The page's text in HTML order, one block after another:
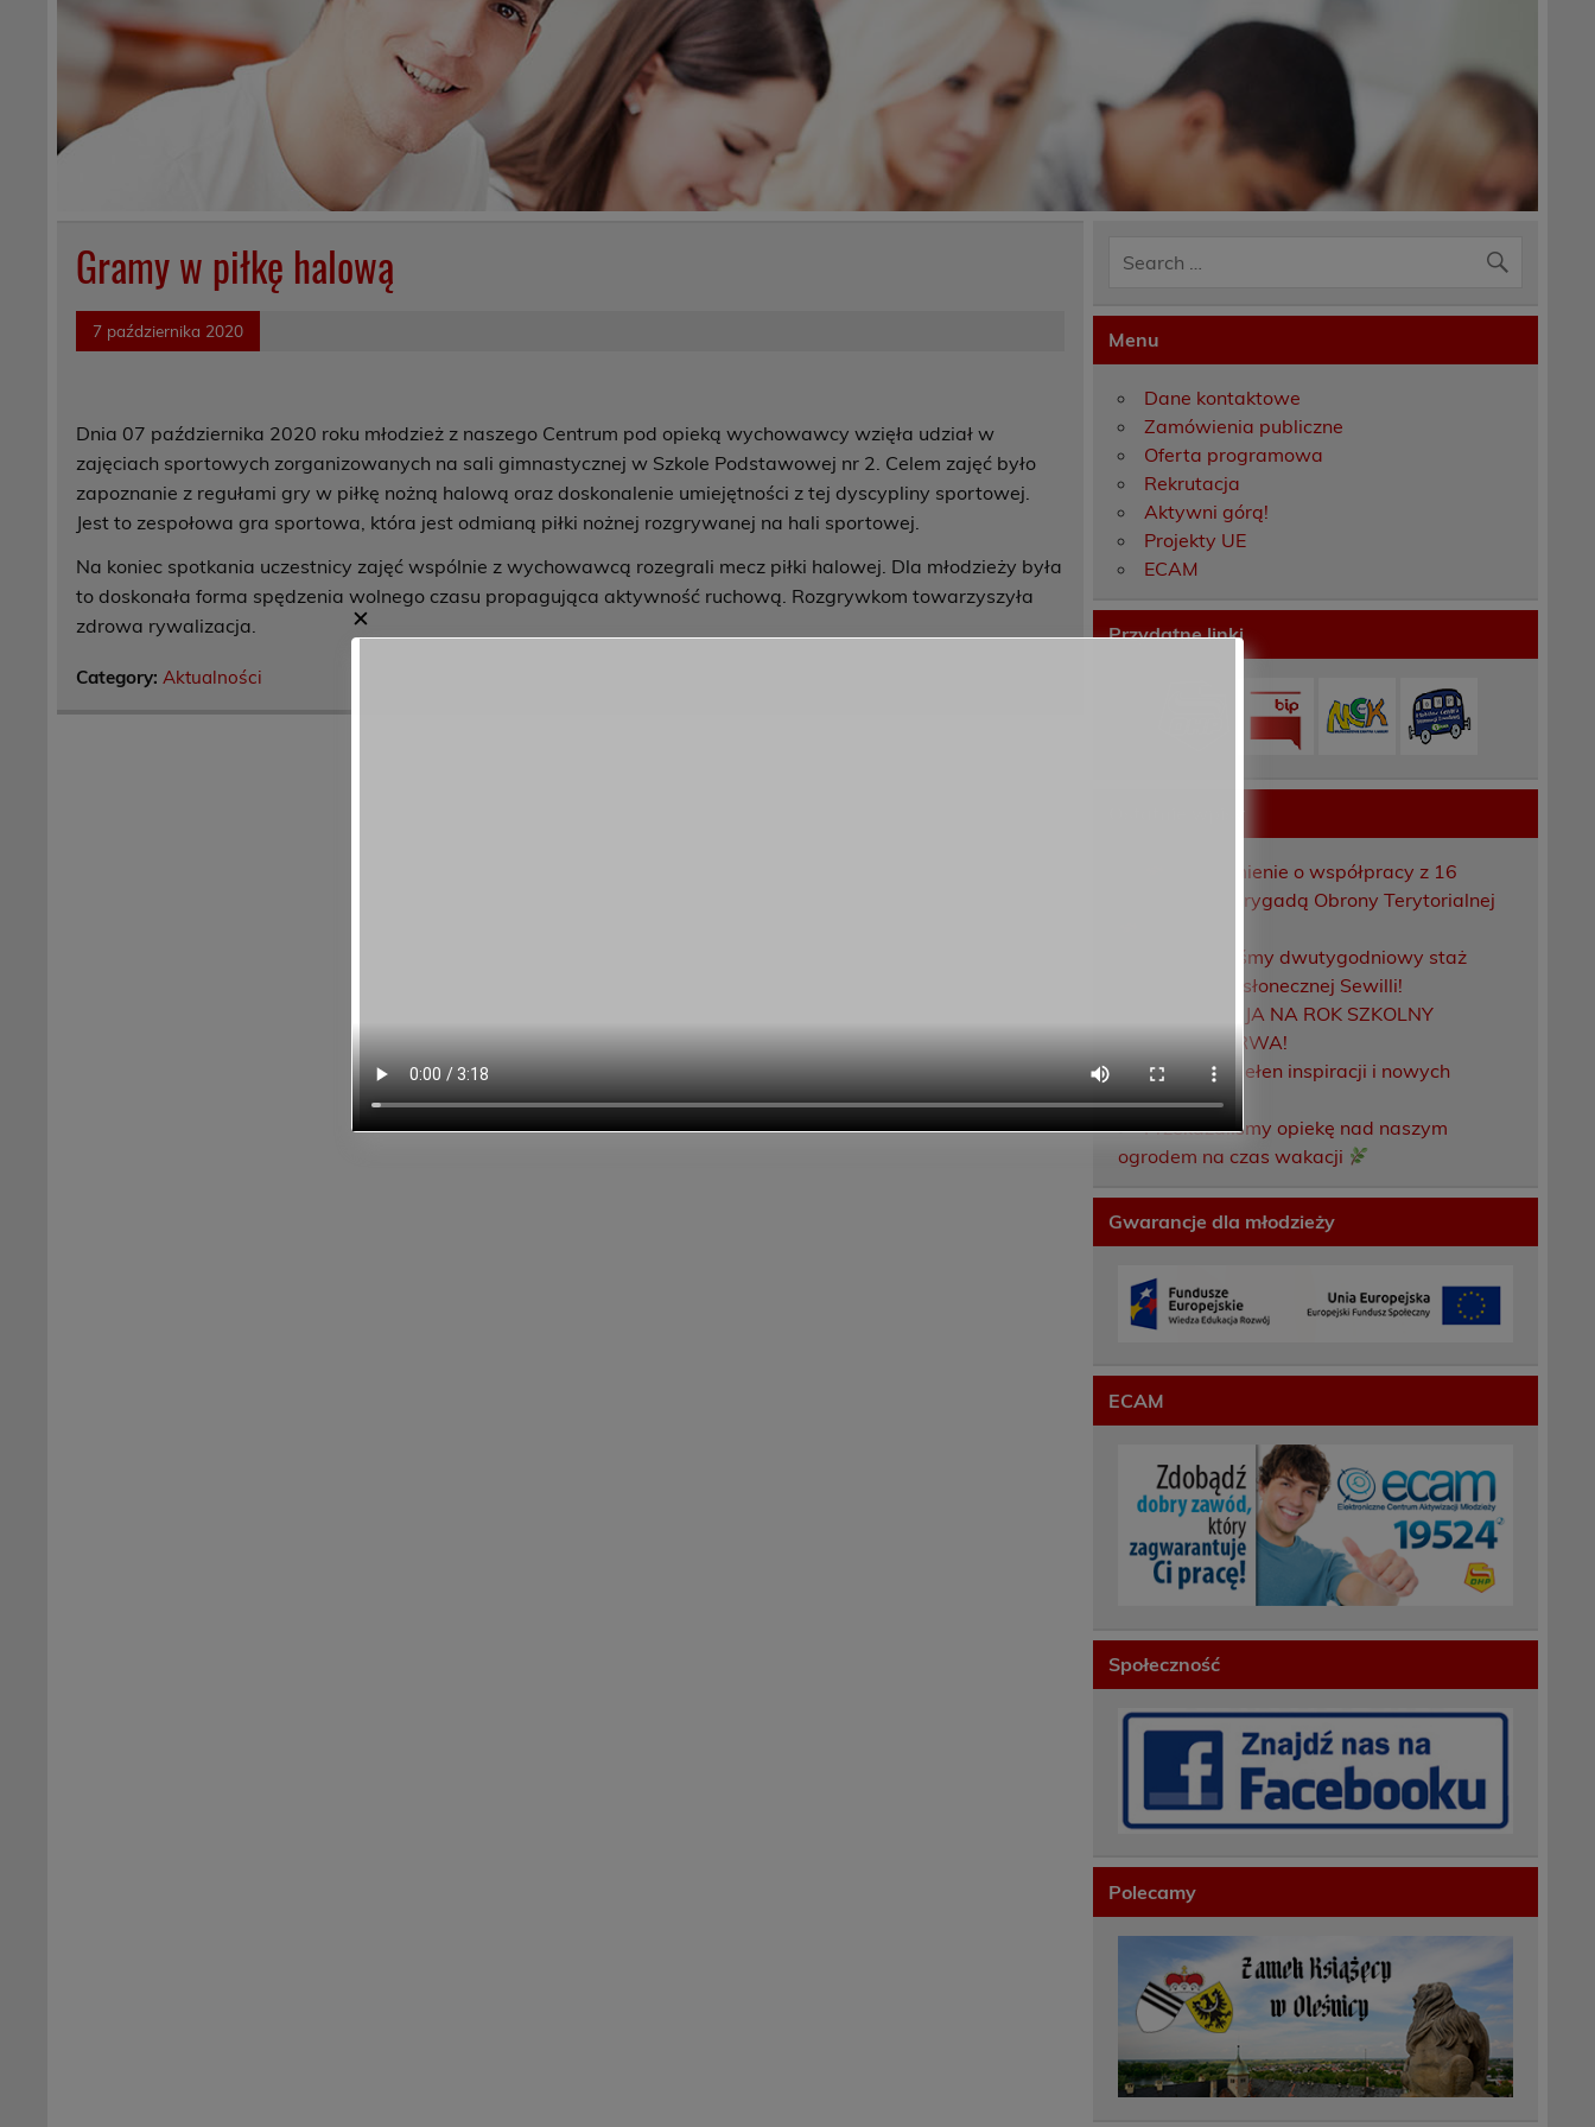
Gramy w piłkę halową
7 października 2020
Dnia 07 października 2020 roku młodzież z naszego Centrum pod opieką wychowawcy wzięła udział w
zajęciach sportowych zorganizowanych na sali gimnastycznej w Szkole Podstawowej nr 2. Celem zajęć było
zapoznanie z regułami gry w piłkę nożną halową oraz doskonalenie umiejętności z tej dyscypliny sportowej.
Jest to zespołowa gra sportowa, która jest odmianą piłki nożnej rozgrywanej na hali sportowej.
Na koniec spotkania uczestnicy zajęć wspólnie z wychowawcą rozegrali mecz piłki halowej. Dla młodzieży była
to doskonała forma spędzenia wolnego czasu propagująca aktywność ruchową. Rozgrywkom towarzyszyła
zdrowa rywalizacja.
Category: Aktualności
Menu
Dane kontaktowe
Zamówienia publiczne
Oferta programowa
Rekrutacja
Aktywni górą!
Projekty UE
ECAM
Przydatne linki
Porozumienie o współpracy z 16
Dolnośląską Brygadą Obrony Terytorialnej
Zakończyliśmy dwutygodniowy staż
zawodowy w słonecznej Sewilli!
REKRUTACJA NA ROK SZKOLNY
2026/2027 TRWA!
Weekend pełen inspiracji i nowych
doświadczeń!
Przekazaliśmy opiekę nad naszym
ogrodem na czas wakacji
Gwarancje dla młodzieży
ECAM
Społeczność
Polecamy
✕